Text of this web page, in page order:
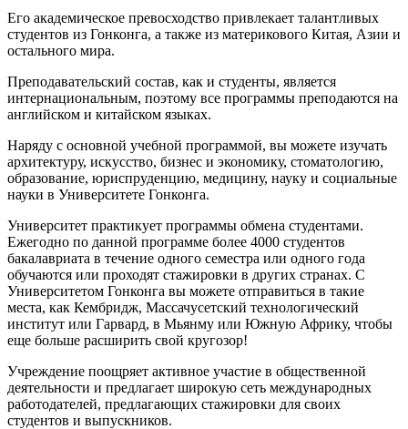
Его академическое превосходство привлекает талантливых
студентов из Гонконга, а также из материкового Китая, Азии и
остального мира.
Преподавательский состав, как и студенты, является
интернациональным, поэтому все программы преподаются на
английском и китайском языках.
Наряду с основной учебной программой, вы можете изучать
архитектуру, искусство, бизнес и экономику, стоматологию,
образование, юриспруденцию, медицину, науку и социальные
науки в Университете Гонконга.
Университет практикует программы обмена студентами.
Ежегодно по данной программе более 4000 студентов
бакалавриата в течение одного семестра или одного года
обучаются или проходят стажировки в других странах. С
Университетом Гонконга вы можете отправиться в такие
места, как Кембридж, Массачусетский технологический
институт или Гарвард, в Мьянму или Южную Африку, чтобы
еще больше расширить свой кругозор!
Учреждение поощряет активное участие в общественной
деятельности и предлагает широкую сеть международных
работодателей, предлагающих стажировки для своих
студентов и выпускников.